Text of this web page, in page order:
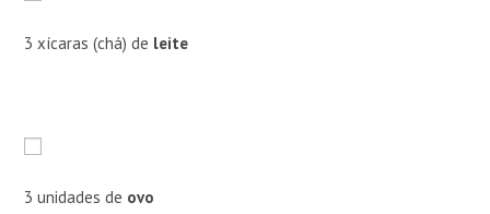
3 xícaras (chá) de leite
3 unidades de ovo